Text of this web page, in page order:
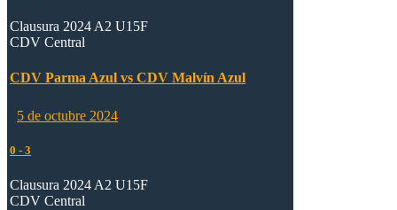
Clausura 2024 A2 U15F
CDV Central
CDV Parma Azul vs CDV Malvín Azul
5 de octubre 2024
0 - 3
Clausura 2024 A2 U15F
CDV Central